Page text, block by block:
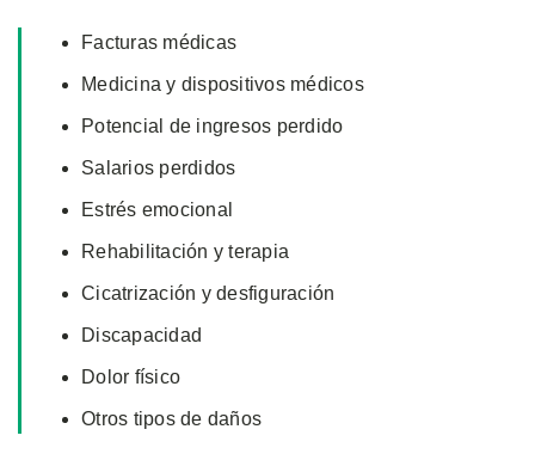
Facturas médicas
Medicina y dispositivos médicos
Potencial de ingresos perdido
Salarios perdidos
Estrés emocional
Rehabilitación y terapia
Cicatrización y desfiguración
Discapacidad
Dolor físico
Otros tipos de daños